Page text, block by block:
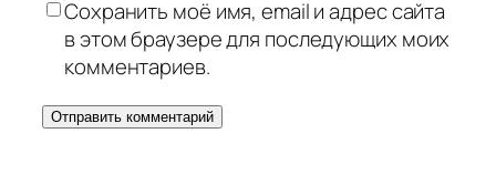
Сохранить моё имя, email и адрес сайта
в этом браузере для последующих моих
комментариев.